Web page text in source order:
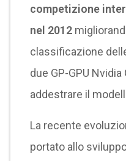
competizione
nel 2012
classificazione
due GP-GPU
addestrare il
La recente
portato allo